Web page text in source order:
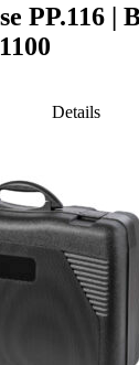
PP.116 |
Details